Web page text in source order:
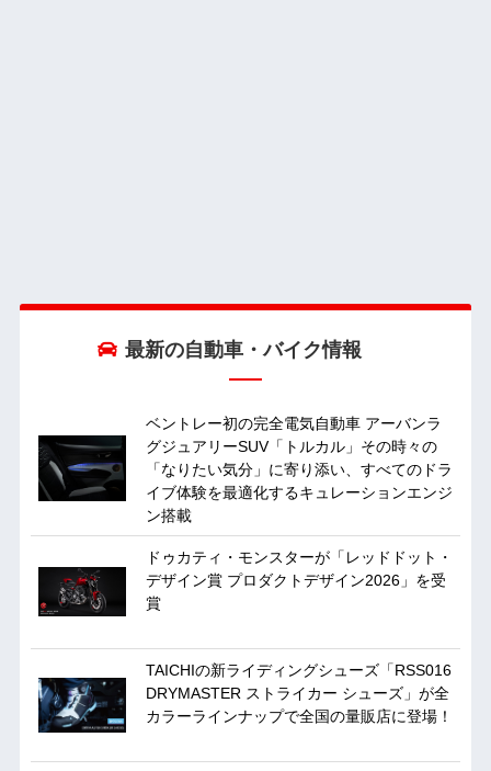
最新の自動車・バイク情報
ベントレー初の完全電気自動車 アーバンラ
グジュアリーSUV「トルカル」その時々の
「なりたい気分」に寄り添い、すべてのドラ
イブ体験を最適化するキュレーションエンジ
ン搭載
ドゥカティ・モンスターが「レッドドット・
デザイン賞 プロダクトデザイン2026」を受
賞
TAICHIの新ライディングシューズ「RSS016
DRYMASTER ストライカー シューズ」が全
カラーラインナップで全国の量販店に登場！